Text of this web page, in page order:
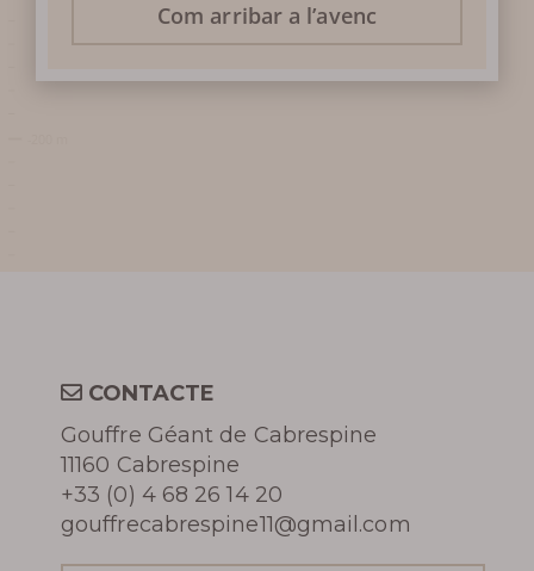
RECOMPENSES
Com arribar a l’avenc
CONTACTE
Gouffre Géant de Cabrespine
11160 Cabrespine
+33 (0) 4 68 26 14 20
gouffrecabrespine11@gmail.com